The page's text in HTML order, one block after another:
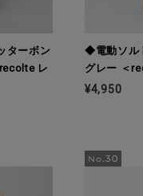
ターボン
レ
◆電動ソル
グレー ＜
¥4,950